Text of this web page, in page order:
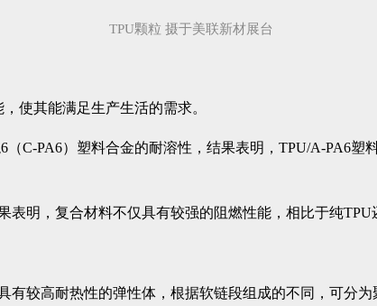
TPU颗粒 摄于美联新材展台
使其能满足生产生活的需求。
C-PA6）塑料合金的耐溶性，结果表明，TPU/A-PA6
明，复合材料不仅具有较强的阻燃性能，相比于纯TPU
较高耐热性的弹性体，根据软链段组成的不同，可分